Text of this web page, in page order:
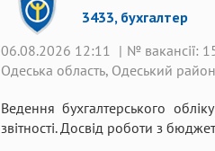
3433, бухгалтер
06.08.2026 12:11 | № вакансії:
Одеська область, Одеський
Ведення бухгалтерського
звітності. Досвід роботи з